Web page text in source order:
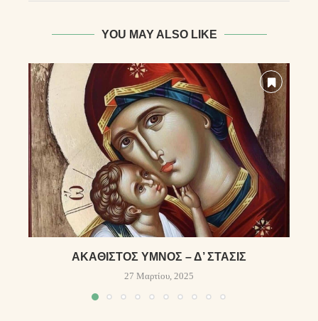
YOU MAY ALSO LIKE
ἈΚΆΘΙΣΤΟΣ ὝΜΝΟΣ – Δ’ ΣΤΆΣΙΣ
27 Μαρτίου, 2025